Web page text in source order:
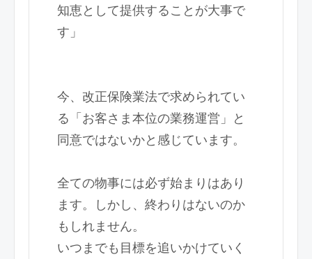
知恵として提供することが大事で
す」
今、改正保険業法で求められてい
る「お客さま本位の業務運営」と
同意ではないかと感じています。
全ての物事には必ず始まりはあり
ます。しかし、終わりはないのか
もしれません。
いつまでも目標を追いかけていく